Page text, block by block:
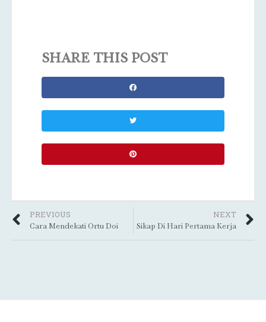
SHARE THIS POST
PREVIOUS
Cara Mendekati Ortu Doi
NEXT
Sikap Di Hari Pertama Kerja